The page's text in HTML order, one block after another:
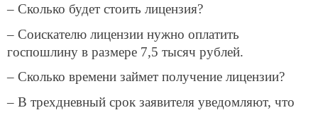
– Сколько будет стоить лицензия?
– Соискателю лицензии нужно оплатить
госпошлину в размере 7,5 тысяч рублей.
– Сколько времени займет получение лицензии?
– В трехдневный срок заявителя уведомляют, что